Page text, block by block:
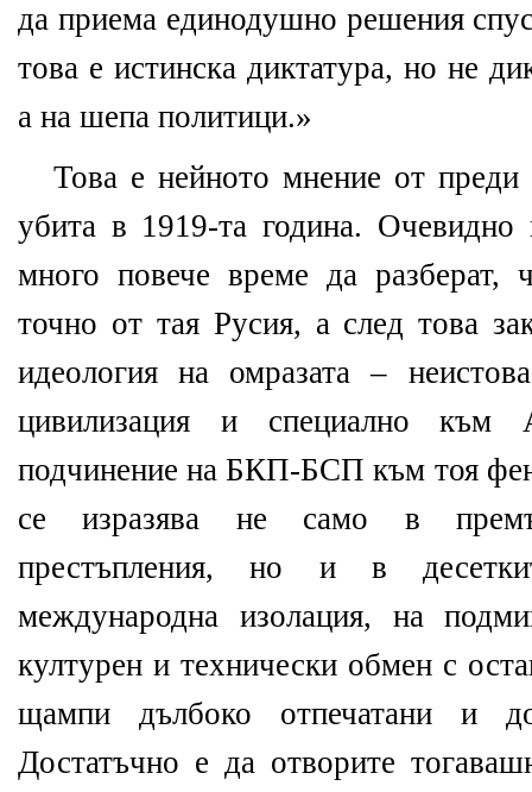
да приема единодушно решения
това е истинска диктатура, но не
а на шепа политици.»
Това е нейното мнение от
убита в 1919-та година. Очевидно
много повече време да
точно от тая Русия, а след това
идеология на омразата –
цивилизация и специално към
подчинение на БКП-БСП към тоя
се изразява не само в
престъпления, но и в
международна изолация, на
културен и технически обмен с
щампи дълбоко отпечатани и
Достатъчно е да отворите